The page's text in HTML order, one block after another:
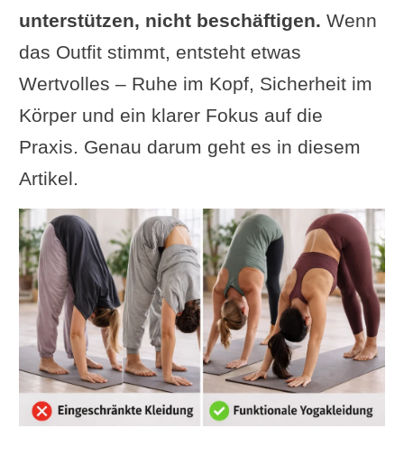
unterstützen, nicht beschäftigen. Wenn
das Outfit stimmt, entsteht etwas
Wertvolles – Ruhe im Kopf, Sicherheit im
Körper und ein klarer Fokus auf die
Praxis. Genau darum geht es in diesem
Artikel.